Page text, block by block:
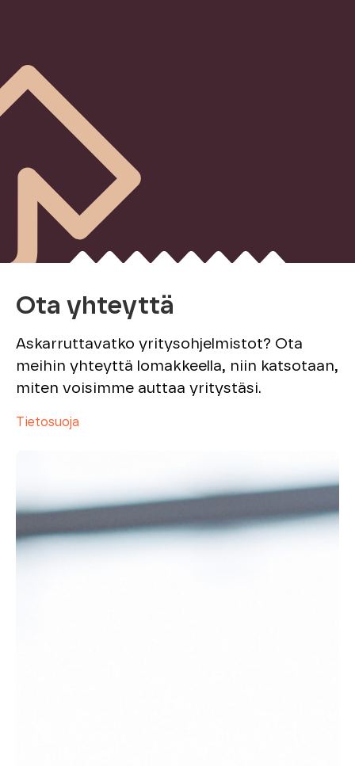
Ota yhteyttä
Askarruttavatko yritysohjelmistot? Ota
meihin yhteyttä lomakkeella, niin katsotaan,
miten voisimme auttaa yritystäsi.
Tietosuoja